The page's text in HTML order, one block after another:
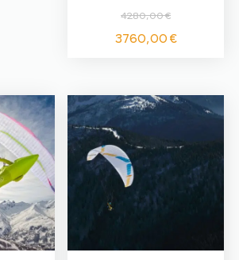
4280,00€
Le
4280,00 €.
3760,00€Le